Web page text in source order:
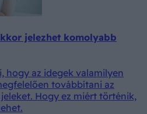
jelezhet komolyabb
hogy az idegek valamilyen
továbbítani az
Hogy ez miért történik,